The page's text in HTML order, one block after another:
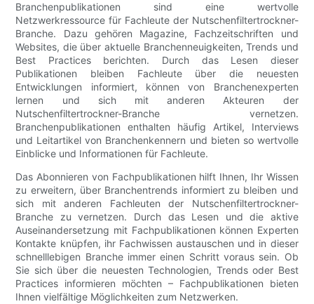
Branchenpublikationen sind eine wertvolle
Netzwerkressource für Fachleute der Nutschenfiltertrockner-
Branche. Dazu gehören Magazine, Fachzeitschriften und
Websites, die über aktuelle Branchenneuigkeiten, Trends und
Best Practices berichten. Durch das Lesen dieser
Publikationen bleiben Fachleute über die neuesten
Entwicklungen informiert, können von Branchenexperten
lernen und sich mit anderen Akteuren der
Nutschenfiltertrockner-Branche vernetzen.
Branchenpublikationen enthalten häufig Artikel, Interviews
und Leitartikel von Branchenkennern und bieten so wertvolle
Einblicke und Informationen für Fachleute.
Das Abonnieren von Fachpublikationen hilft Ihnen, Ihr Wissen
zu erweitern, über Branchentrends informiert zu bleiben und
sich mit anderen Fachleuten der Nutschenfiltertrockner-
Branche zu vernetzen. Durch das Lesen und die aktive
Auseinandersetzung mit Fachpublikationen können Experten
Kontakte knüpfen, ihr Fachwissen austauschen und in dieser
schnelllebigen Branche immer einen Schritt voraus sein. Ob
Sie sich über die neuesten Technologien, Trends oder Best
Practices informieren möchten – Fachpublikationen bieten
Ihnen vielfältige Möglichkeiten zum Netzwerken.